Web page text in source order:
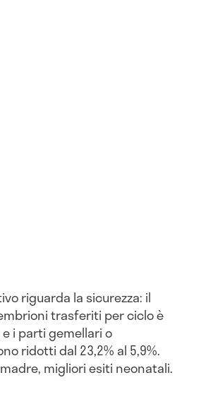
riguarda la sicurezza: il
trasferiti per ciclo è
e i parti gemellari o
ridotti dal 23,2% al 5,9%.
migliori esiti neonatali.